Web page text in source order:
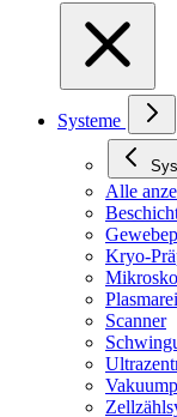
Systeme
Alle
Kryo-
Scanner